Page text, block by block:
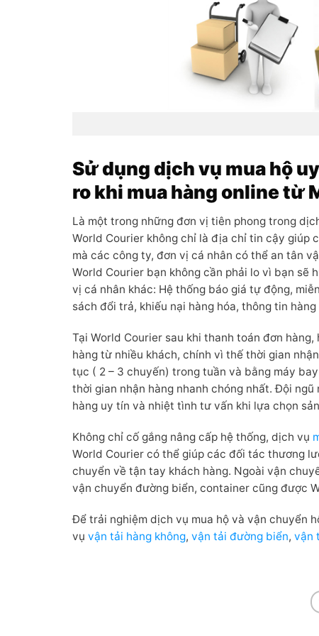
Sử dụng dịch vụ mua hộ
ro khi mua hàng online từ
Là một trong những đơn vị tiên phong trong
World Courier không chỉ là địa chỉ tin cậy giúp
mà các công ty, đơn vị cá nhân có thể an tân
World Courier bạn không cần phải lo vì bạn sẽ
vị cá nhân khác: Hệ thống báo giá tự động,
sách đổi trả, khiếu nại hàng hóa, thông tin
Tại World Courier sau khi thanh toán đơn
hàng từ nhiều khách, chính vì thế thời gian
tục ( 2 – 3 chuyến) trong tuần và bằng máy
thời gian nhận hàng nhanh chóng nhất. Đội
hàng uy tín và nhiệt tình tư vấn khi lựa chọn
Không chỉ cố gắng nâng cấp hệ thống, dịch vụ
World Courier có thể giúp các đối tác thương
chuyển về tận tay khách hàng. Ngoài vận
vận chuyển đường biển, container cũng được
Để trải nghiệm dịch vụ mua hộ và vận chuyển
vụ vận tải hàng không, vận tải đường biển, vận